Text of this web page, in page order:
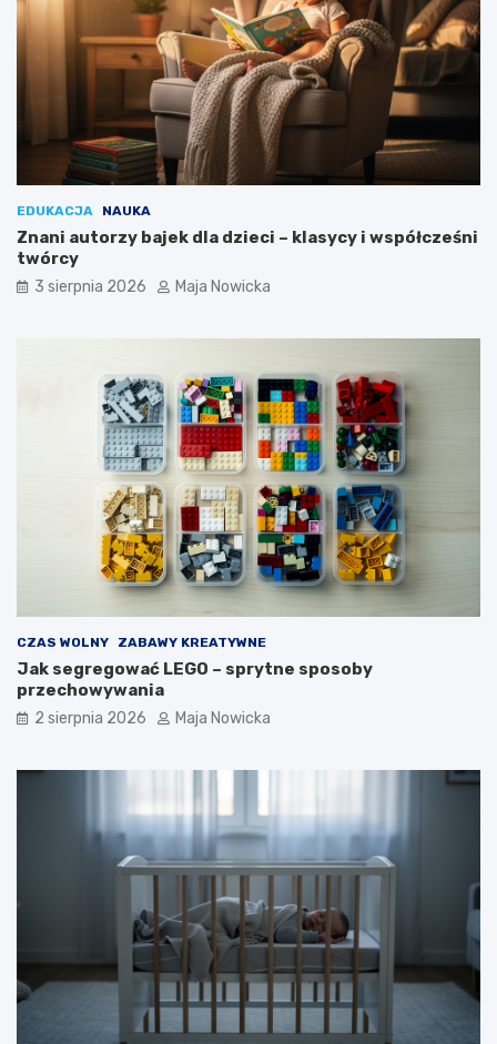
EDUKACJA NAUKA
Znani autorzy bajek dla dzieci – klasycy i współcześni
twórcy
3 sierpnia 2026 Maja Nowicka
CZAS WOLNY ZABAWY KREATYWNE
Jak segregować LEGO – sprytne sposoby
przechowywania
2 sierpnia 2026 Maja Nowicka